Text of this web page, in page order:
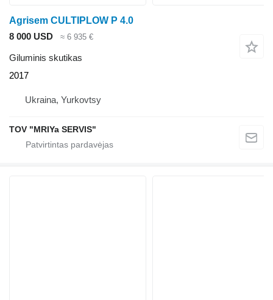
Agrisem CULTIPLOW P 4.0
8 000 USD
≈ 6 935 €
Giluminis skutikas
2017
Ukraina, Yurkovtsy
TOV "MRIYa SERVIS"